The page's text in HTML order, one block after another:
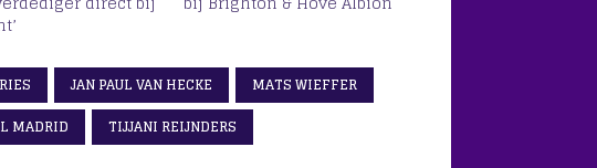
JAN PAUL VAN HECKE
MATS WIEFFER
MADRID
TIJJANI REIJNDERS